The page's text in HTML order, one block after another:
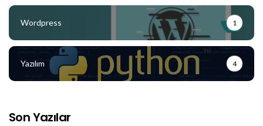
Wordpress 1
Yazılım 4
Son Yazılar